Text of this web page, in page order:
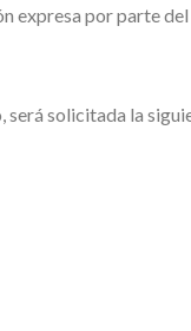
por parte
solicitada la